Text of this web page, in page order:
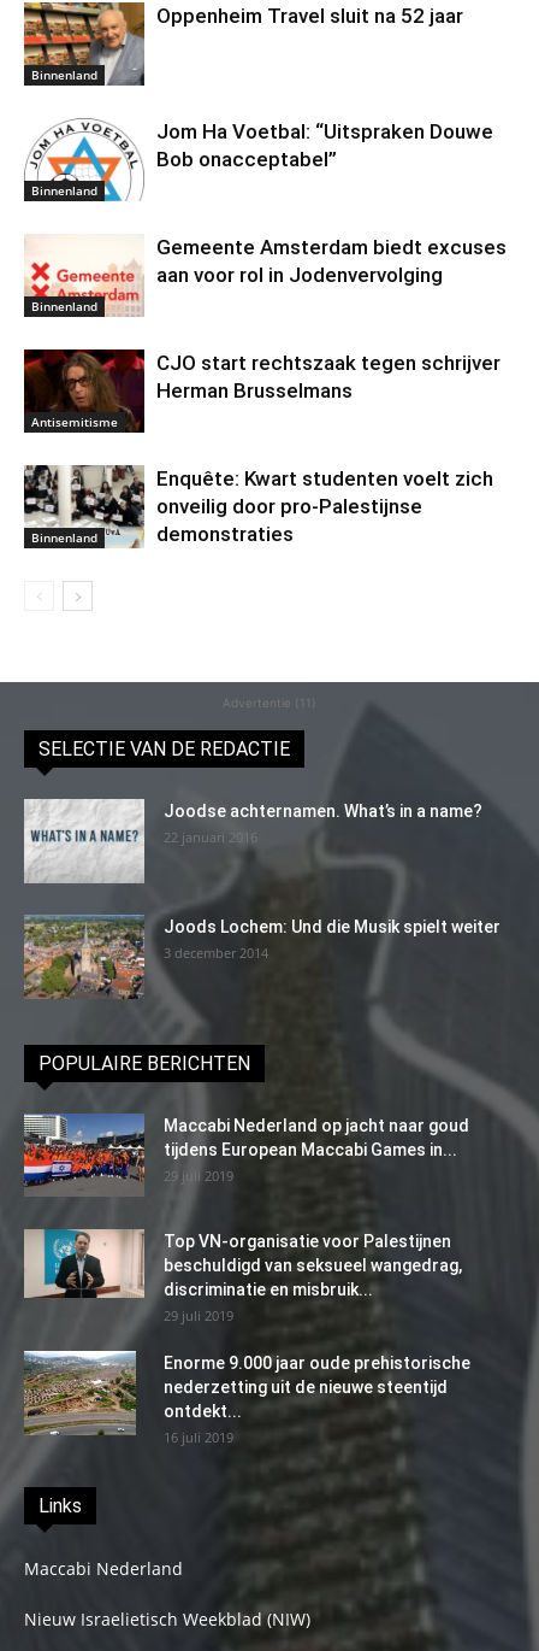
Binnenland
Oppenheim Travel sluit na 52 jaar
Binnenland
Jom Ha Voetbal: “Uitspraken Douwe
Bob onacceptabel”
Binnenland
Gemeente Amsterdam biedt excuses
aan voor rol in Jodenvervolging
Antisemitisme
CJO start rechtszaak tegen schrijver
Herman Brusselmans
Binnenland
Enquête: Kwart studenten voelt zich
onveilig door pro-Palestijnse
demonstraties
Advertentie (11)
SELECTIE VAN DE REDACTIE
Joodse achternamen. What’s in a name?
22 januari 2016
Joods Lochem: Und die Musik spielt weiter
3 december 2014
POPULAIRE BERICHTEN
Maccabi Nederland op jacht naar goud
tijdens European Maccabi Games in...
29 juli 2019
Top VN-organisatie voor Palestijnen
beschuldigd van seksueel wangedrag,
discriminatie en misbruik...
29 juli 2019
Enorme 9.000 jaar oude prehistorische
nederzetting uit de nieuwe steentijd
ontdekt...
16 juli 2019
Links
Maccabi Nederland
Nieuw Israelietisch Weekblad (NIW)